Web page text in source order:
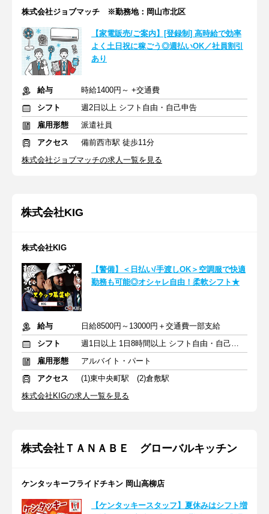
株式会社ジョブマッチ ※勤務地：岡山市北区
【家電販売/ご案内】[登録制] 高時給で効率
よく土日祝に稼ごう◎週払いOK／社員割引
あり
給与
時給1400円～ +交通費
シフト
週2日以上 シフト自由・自己申告
雇用形態
派遣社員
アクセス
備前西市駅 徒歩11分
株式会社ジョブマッチの求人一覧を見る
株式会社KIG
株式会社KIG
【警備】＜日払い/手渡しOK＞空調服で快適
勤務も可能◎オシャレ自由！柔軟シフト★
給与
日給8500円～13000円＋交通費一部支給
シフト
週1日以上 1日8時間以上 シフト自由・自己申告
雇用形態
アルバイト・パート
アクセス
(1)東中央町駅 (2)倉敷駅
株式会社KIGの求人一覧を見る
株式会社ＴＡＮＡＢＥ グローバルキッチン
ケンタッキーフライドチキン 岡山高柳店
【ケンタッキースタッフ】夏休みはシフト増